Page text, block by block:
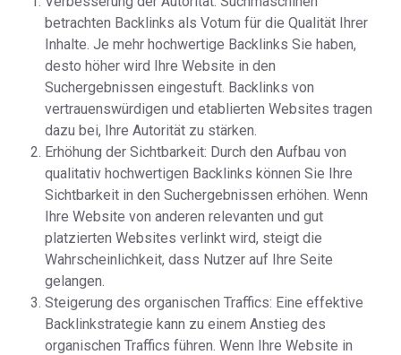
betrachten Backlinks als Votum für die Qualität Ihrer
Inhalte. Je mehr hochwertige Backlinks Sie haben,
desto höher wird Ihre Website in den
Suchergebnissen eingestuft. Backlinks von
vertrauenswürdigen und etablierten Websites tragen
dazu bei, Ihre Autorität zu stärken.
Erhöhung der Sichtbarkeit: Durch den Aufbau von
qualitativ hochwertigen Backlinks können Sie Ihre
Sichtbarkeit in den Suchergebnissen erhöhen. Wenn
Ihre Website von anderen relevanten und gut
platzierten Websites verlinkt wird, steigt die
Wahrscheinlichkeit, dass Nutzer auf Ihre Seite
gelangen.
Steigerung des organischen Traffics: Eine effektive
Backlinkstrategie kann zu einem Anstieg des
organischen Traffics führen. Wenn Ihre Website in